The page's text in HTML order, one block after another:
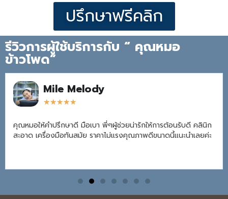
ปรึกษาฟรีคลิก
รีวิวการผู้ใช้บริการกับ “ คุณหมอ
ข้าวโพด”
Mile Melody
★★★★★
คุณหมอให้คำปรึกษาดี มือเบา พี่ๆผู้ช่วยน่ารักให้การต้อนรับดี คลินิก
สะอาด เครื่องมือทันสมัย ราคาไม่แรงคุณภาพดีขนาดนี้แนะนำเลยค่ะ